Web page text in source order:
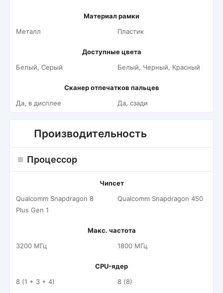
Материал рамки
Металл
Пластик
Доступные цвета
Белый, Серый
Белый, Черный, Красный
Сканер отпечатков пальцев
Да, в дисплее
Да, сзади
Производительность
Процессор
Чипсет
Qualcomm Snapdragon 8
Plus Gen 1
Qualcomm Snapdragon 450
Макс. частота
3200 МГц
1800 МГц
CPU-ядер
8 (1 + 3 + 4)
8 (8)